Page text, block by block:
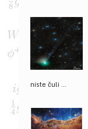
niste čuli ...